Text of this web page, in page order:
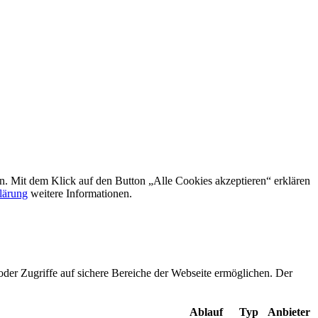
Mit dem Klick auf den Button „Alle Cookies akzeptieren“ erklären
weitere Informationen.
Zugriffe auf sichere Bereiche der Webseite ermöglichen. Der
Ablauf Typ Anbieter